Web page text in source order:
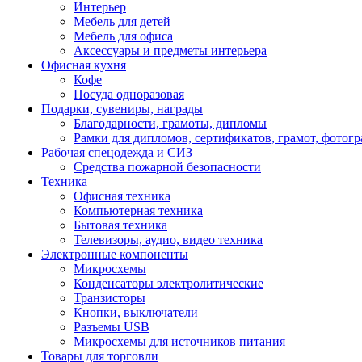
Интерьер
Мебель для детей
Мебель для офиса
Аксессуары и предметы интерьера
Офисная кухня
Кофе
Посуда одноразовая
Подарки, сувениры, награды
Благодарности, грамоты, дипломы
Рамки для дипломов, сертификатов, грамот,
Рабочая спецодежда и СИЗ
Средства пожарной безопасности
Техника
Офисная техника
Компьютерная техника
Бытовая техника
Телевизоры, аудио, видео техника
Электронные компоненты
Микросхемы
Конденсаторы электролитические
Транзисторы
Кнопки, выключатели
Разъемы USB
Микросхемы для источников питания
Товары для торговли